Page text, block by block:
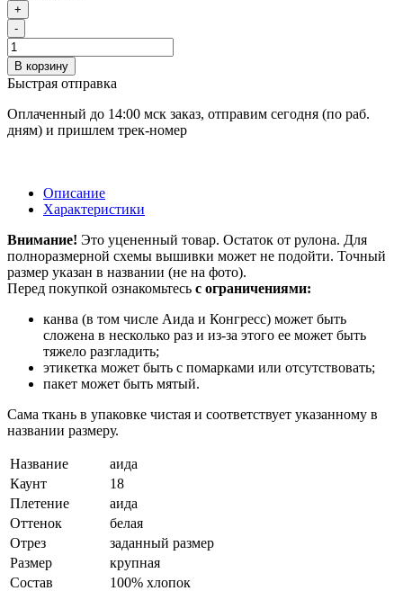
+
-
В корзину
Быстрая отправка
Оплаченный до 14:00 мск заказ, отправим сегодня (по раб.
дням) и пришлем трек-номер
Описание
Характеристики
Внимание! Это уцененный товар. Остаток от рулона. Для
полноразмерной схемы вышивки может не подойти. Точный
размер указан в названии (не на фото).
Перед покупкой ознакомьтесь с ограничениями:
канва (в том числе Аида и Конгресс) может быть
сложена в несколько раз и из-за этого ее может быть
тяжело разгладить;
этикетка может быть с помарками или отсутствовать;
пакет может быть мятый.
Сама ткань в упаковке чистая и соответствует указанному в
названии размеру.
Название
аида
Каунт
18
Плетение
аида
Оттенок
белая
Отрез
заданный размер
Размер
крупная
Состав
100% хлопок